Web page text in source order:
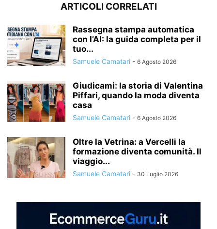
ARTICOLI CORRELATI
Rassegna stampa automatica
con l’AI: la guida completa per il
tuo...
Samuele Camatari - 6 Agosto 2026
Giudicami: la storia di Valentina
Piffari, quando la moda diventa
casa
Samuele Camatari - 6 Agosto 2026
Oltre la Vetrina: a Vercelli la
formazione diventa comunità. Il
viaggio...
Samuele Camatari - 30 Luglio 2026